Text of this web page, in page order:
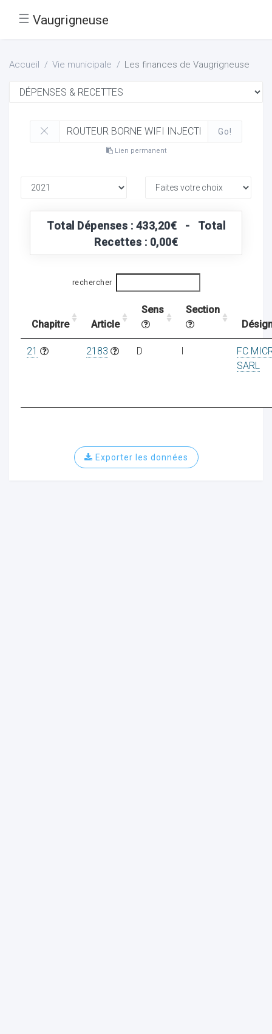
☰ Vaugrigneuse
Accueil Vie municipale Les finances de Vaugrigneuse
Go!
Lien permanent
Total Dépenses : 433,20€ - Total
Recettes : 0,00€
rechercher
Chapitre Article
Sens
Section
21 2183 D I
FC
SARL
Exporter les données